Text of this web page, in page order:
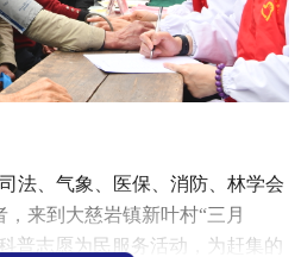
法、气象、医保、消防、林学会
来到大慈岩镇新叶村“三月
普志愿为民服务活动，为赶集的